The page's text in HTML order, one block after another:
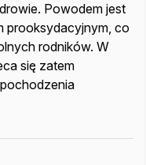
Powodem jest
prooksydacyjnym, co
rodników. W
się zatem